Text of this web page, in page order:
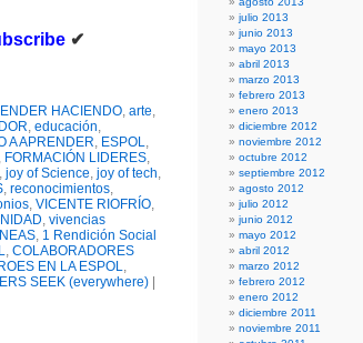
✔
HACIENDO, arte,
, educación,
A APRENDER, ESPOL,
, FORMACIÓN LIDERES,
joy of Science, joy of tech,
, reconocimientos,
, VICENTE RIOFRÍO,
, vivencias
, 1 Rendición Social
, COLABORADORES
EN LA ESPOL,
SEEK (everywhere)
julio 2013
junio 2013
mayo 2013
abril 2013
marzo 2013
febrero 2013
enero 2013
diciembre 2012
noviembre 2012
octubre 2012
septiembre 2012
agosto 2012
julio 2012
junio 2012
mayo 2012
abril 2012
marzo 2012
febrero 2012
enero 2012
diciembre 2011
noviembre 2011